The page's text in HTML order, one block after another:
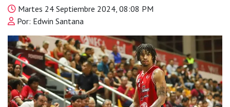
Martes 24 Septiembre 2024, 08:08 PM
Por: Edwin Santana